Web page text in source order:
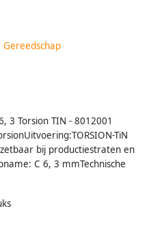
Gereedschap
3 Torsion TIN - 8012001
TiN
bij productiestraten en
C 6, 3 mmTechnische